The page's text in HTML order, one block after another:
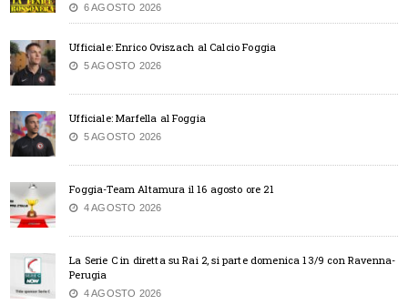
6 AGOSTO 2026
Ufficiale: Enrico Oviszach al Calcio Foggia
5 AGOSTO 2026
Ufficiale: Marfella al Foggia
5 AGOSTO 2026
Foggia-Team Altamura il 16 agosto ore 21
4 AGOSTO 2026
La Serie C in diretta su Rai 2, si parte domenica 13/9 con Ravenna-
Perugia
4 AGOSTO 2026